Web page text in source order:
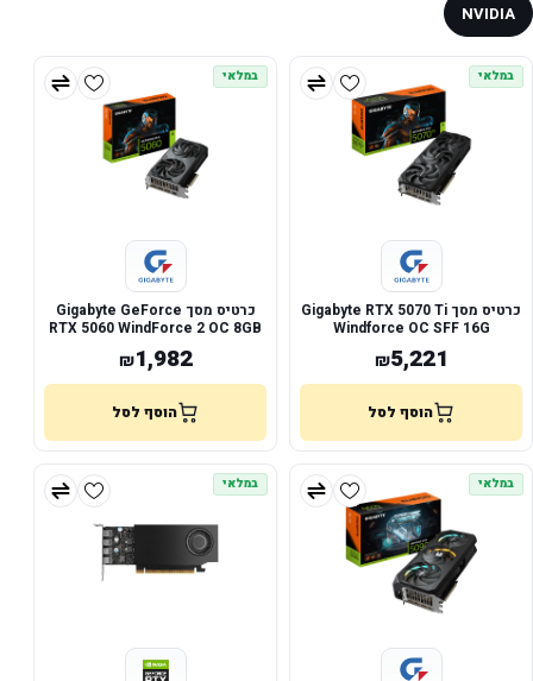
NVIDIA
במלאי
כרטיס מסך Gigabyte RTX 5070 Ti
Windforce OC SFF 16G
₪5,221
הוסף לסל
במלאי
כרטיס מסך Gigabyte GeForce
RTX 5060 WindForce 2 OC 8GB
₪1,982
הוסף לסל
במלאי במלאי